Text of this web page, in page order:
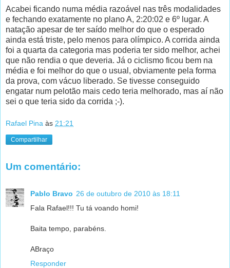
Acabei ficando numa média razoável nas três modalidades
e fechando exatamente no plano A, 2:20:02 e 6º lugar. A
natação apesar de ter saído melhor do que o esperado
ainda está triste, pelo menos para olímpico. A corrida ainda
foi a quarta da categoria mas poderia ter sido melhor, achei
que não rendia o que deveria. Já o ciclismo ficou bem na
média e foi melhor do que o usual, obviamente pela forma
da prova, com vácuo liberado. Se tivesse conseguido
engatar num pelotão mais cedo teria melhorado, mas aí não
sei o que teria sido da corrida ;-).
Rafael Pina às 21:21
Compartilhar
Um comentário:
Pablo Bravo 26 de outubro de 2010 às 18:11
Fala Rafael!!! Tu tá voando homi!
Baita tempo, parabéns.
ABraço
Responder